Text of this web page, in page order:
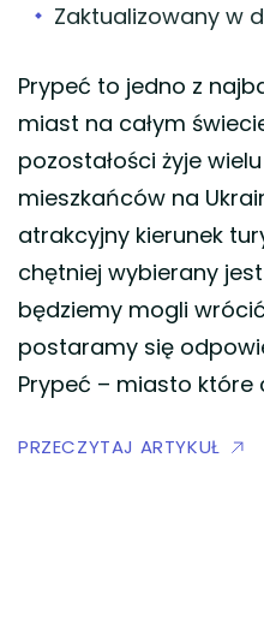
Zaktualizowany w
Prypeć to jedno z
miast na całym
pozostałości żyje
mieszkańców na
atrakcyjny kierunek
chętniej wybierany
będziemy mogli
postaramy się
Prypeć – miasto które
PRZECZYTAJ ARTYKUŁ